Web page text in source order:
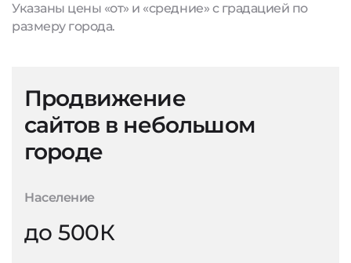
Указаны цены «от» и «средние» с градацией по
размеру города.
Продвижение
сайтов в небольшом
городе
Население
до 500К